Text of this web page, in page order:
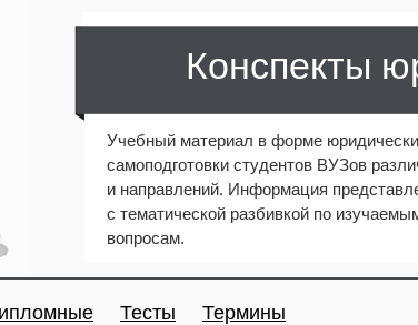
Конспекты
Учебный материал в форме
самоподготовки студентов ВУЗов
и направлений. Информация
с тематической разбивкой по
вопросам.
Тесты Термины